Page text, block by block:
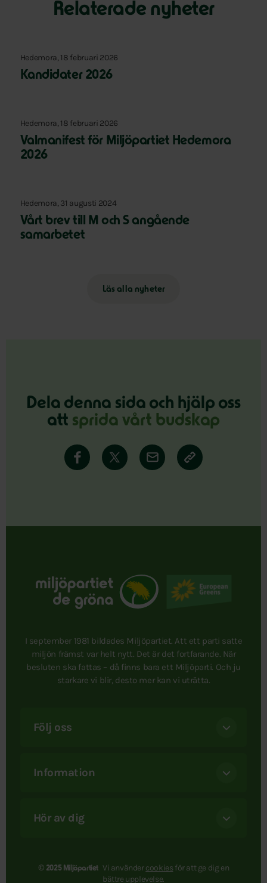
Relaterade nyheter
Hedemora, 18 februari 2026
Kandidater 2026
Hedemora, 18 februari 2026
Valmanifest för Miljöpartiet Hedemora
2026
Hedemora, 31 augusti 2024
Vårt brev till M och S angående
samarbetet
Läs alla nyheter
Dela denna sida och hjälp oss
att sprida vårt budskap
I september 1981 bildades Miljöpartiet. Att ett parti satte
miljön främst var helt nytt. Det är det fortfarande. När
besluten ska fattas – då finns bara ett Miljöparti. Och ju
starkare vi blir, desto mer kan vi uträtta.
Följ oss
Information
Hör av dig
© 2025 Miljöpartiet Vi användercookies för att ge dig en
bättre upplevelse.